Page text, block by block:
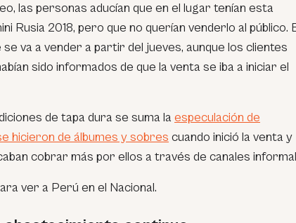
las personas aducían que en el lugar tenían esta
Rusia 2018, pero que no querían venderlo al público.
va a vender a partir del jueves, aunque los clientes
sido informados de que la venta se iba a iniciar el
de tapa dura se suma la especulación de
hicieron de álbumes y sobres cuando inició la venta y
cobrar más por ellos a través de canales
ver a Perú en el Nacional.